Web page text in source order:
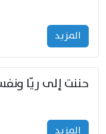
المزید
المزید